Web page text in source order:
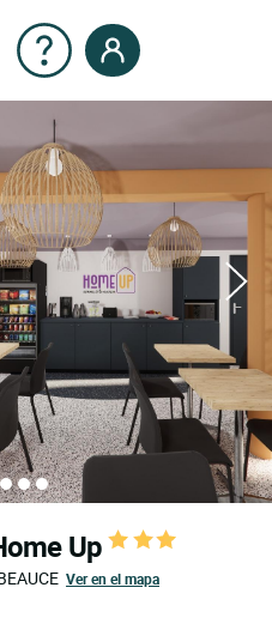
Up
Ver en el mapa